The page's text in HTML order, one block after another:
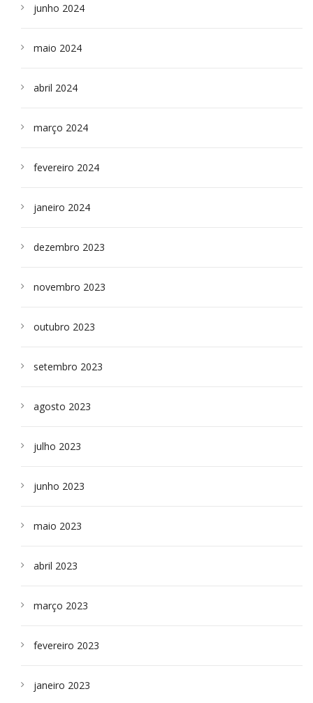
junho 2024
maio 2024
abril 2024
março 2024
fevereiro 2024
janeiro 2024
dezembro 2023
novembro 2023
outubro 2023
setembro 2023
agosto 2023
julho 2023
junho 2023
maio 2023
abril 2023
março 2023
fevereiro 2023
janeiro 2023